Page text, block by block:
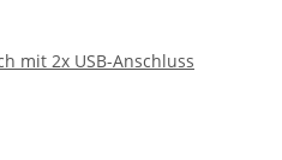
mit 2x USB-Anschluss